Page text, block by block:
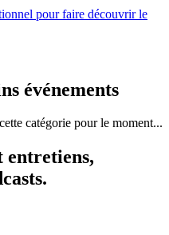
pour faire découvrir le
événements
catégorie pour le moment...
entretiens,